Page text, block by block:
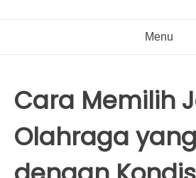
Menu
Cara Memilih
Olahraga